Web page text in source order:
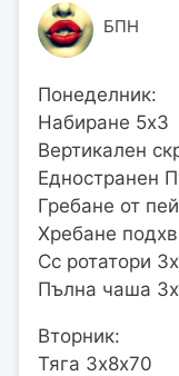
БПН
Понеделник:
Набиране 5х3
Вертикален
Едностранен
Гребане от
Хребане
Сс ротатори
Пълна чаша
Вторник:
Тяга 3х8х70